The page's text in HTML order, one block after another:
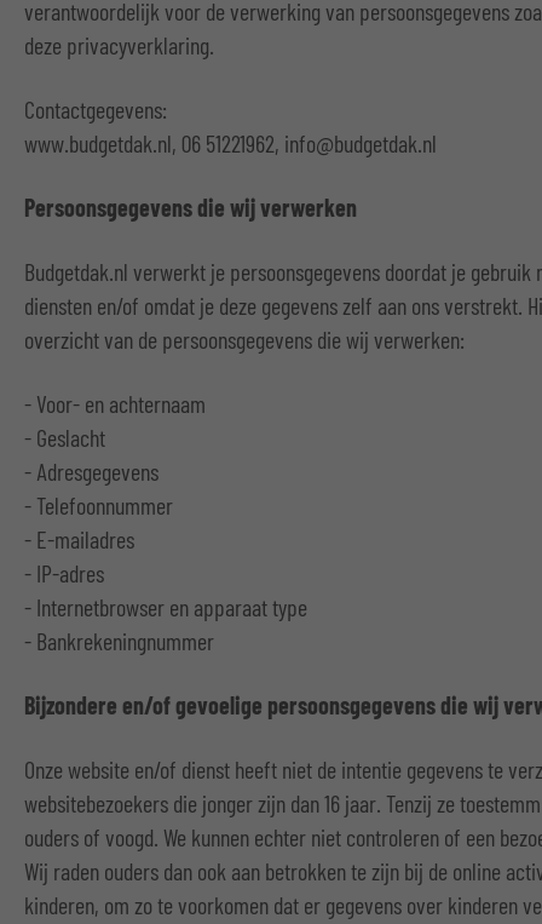
verantwoordelijk voor de verwerking van persoonsgegevens
deze privacyverklaring.
Contactgegevens:
www.budgetdak.nl, 06 51221962, info@budgetdak.nl
Persoonsgegevens die wij verwerken
Budgetdak.nl verwerkt je persoonsgegevens doordat je gebruik
diensten en/of omdat je deze gegevens zelf aan ons verstrekt.
overzicht van de persoonsgegevens die wij verwerken:
- Voor- en achternaam
- Geslacht
- Adresgegevens
- Telefoonnummer
- E-mailadres
- IP-adres
- Internetbrowser en apparaat type
- Bankrekeningnummer
Bijzondere en/of gevoelige persoonsgegevens die wij
Onze website en/of dienst heeft niet de intentie gegevens te
websitebezoekers die jonger zijn dan 16 jaar. Tenzij ze
ouders of voogd. We kunnen echter niet controleren of een
Wij raden ouders dan ook aan betrokken te zijn bij de online
kinderen, om zo te voorkomen dat er gegevens over kinderen